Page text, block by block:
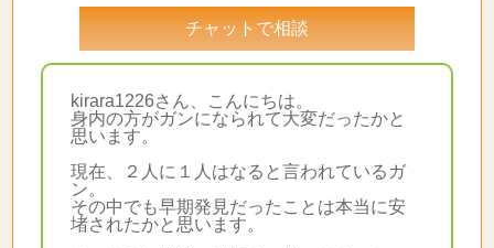
チャットで相談
kirara1226さん、こんにちは。
身内の方がガンになられて大変だったかと
思います。
現在、２人に１人はなると言われているガ
ン。
その中でも早期発見だったことは本当に安
堵されたかと思います。